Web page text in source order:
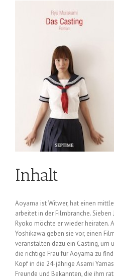
Inhalt
Aoyama ist Witwer, hat einen
arbeitet in der Filmbranche.
Ryoko möchte er wieder heiraten.
Yoshikawa geben sie vor, einen
veranstalten dazu ein Casting, um
die richtige Frau für Aoyama zu
Kopf in die 24-jährige Asami
Freunde und Bekannten, die ihm